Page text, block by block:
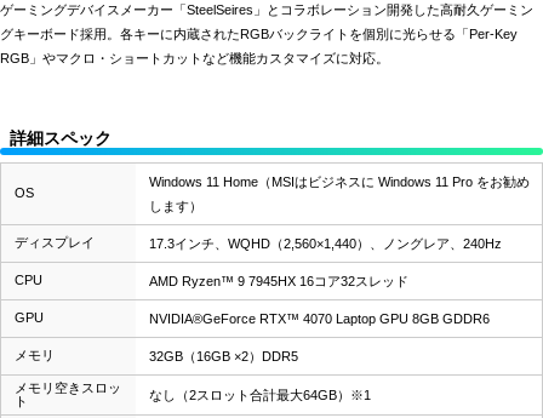
ゲーミングデバイスメーカー「SteelSeires」とコラボレーション開発した高耐久ゲーミン
グキーボード採用。各キーに内蔵されたRGBバックライトを個別に光らせる「Per-Key
RGB」やマクロ・ショートカットなど機能カスタマイズに対応。
詳細スペック
OS
Windows 11 Home（MSIはビジネスに Windows 11 Pro をお勧め
します）
ディスプレイ 17.3インチ、WQHD（2,560×1,440）、ノングレア、240Hz
CPU AMD Ryzen™ 9 7945HX 16コア32スレッド
GPU NVIDIA®GeForce RTX™ 4070 Laptop GPU 8GB GDDR6
メモリ 32GB（16GB ×2）DDR5
メモリ空きスロッ
ト
なし（2スロット合計最大64GB）※1